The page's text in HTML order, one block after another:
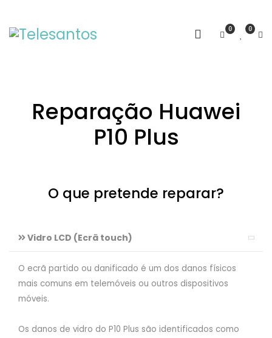
0 0
Reparação Huawei
P10 Plus
O que pretende reparar?
Vidro LCD (Ecrã touch)
O ecrã partido ou danificado é um dos danos físicos
mais comuns em telemóveis ou outros dispositivos
móveis.
Os danos de vidro do P10 Plus são identificados como